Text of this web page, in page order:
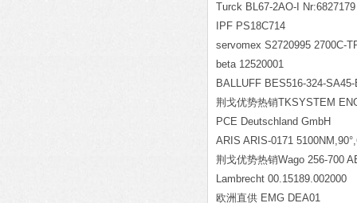
Turck BL67-2AO-I Nr:6827179
IPF PS18C714
servomex S2720995 2700C-
beta 12520001
BALLUFF BES516-324-
荆戈优势热销TKSYSTEM
PCE Deutschland GmbH
ARIS ARIS-0171 5100NM,90
荆戈优势热销Wago 256-700
Lambrecht 00.15189.002000
欧洲直供 EMG DEA01